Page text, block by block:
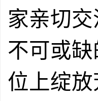
家亲切
不可或缺
位上绽